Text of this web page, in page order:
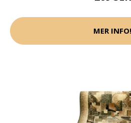
MER INFO!